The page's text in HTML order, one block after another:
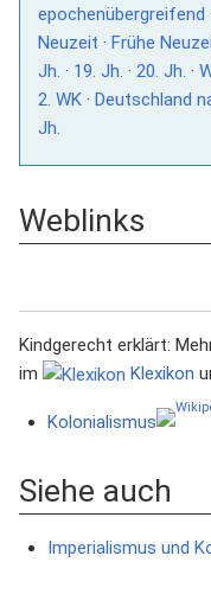
epochenübergreifend ·
Neuzeit · Frühe
Jh. · 19. Jh. · 20. Jh. ·
2. WK · Deutschland
Jh.
Weblinks
Kindgerecht erklärt:
im
Klexikon
Kolonialismus
Siehe auch
Imperialismus und